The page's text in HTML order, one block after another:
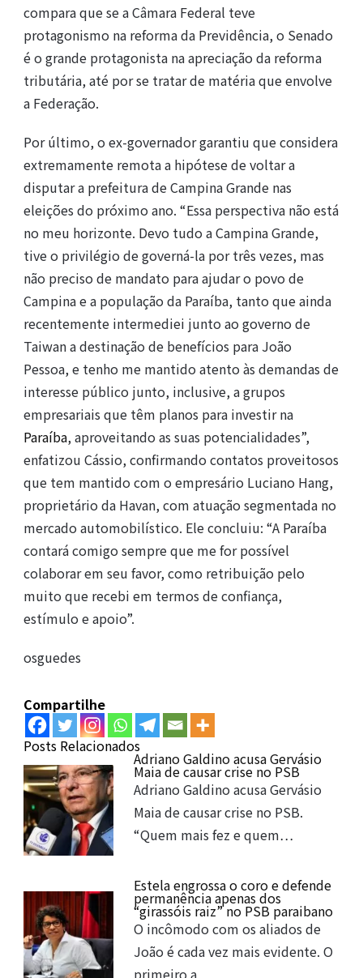
compara que se a Câmara Federal teve
protagonismo na reforma da Previdência, o Senado
é o grande protagonista na apreciação da reforma
tributária, até por se tratar de matéria que envolve
a Federação.
Por último, o ex-governador garantiu que considera
extremamente remota a hipótese de voltar a
disputar a prefeitura de Campina Grande nas
eleições do próximo ano. “Essa perspectiva não está
no meu horizonte. Devo tudo a Campina Grande,
tive o privilégio de governá-la por três vezes, mas
não preciso de mandato para ajudar o povo de
Campina e a população da Paraíba, tanto que ainda
recentemente intermediei junto ao governo de
Taiwan a destinação de benefícios para João
Pessoa, e tenho me mantido atento às demandas de
interesse público junto, inclusive, a grupos
empresariais que têm planos para investir na
Paraíba, aproveitando as suas potencialidades”,
enfatizou Cássio, confirmando contatos proveitosos
que tem mantido com o empresário Luciano Hang,
proprietário da Havan, com atuação segmentada no
mercado automobilístico. Ele concluiu: “A Paraíba
contará comigo sempre que me for possível
colaborar em seu favor, como retribuição pelo
muito que recebi em termos de confiança,
estímulo e apoio”.
osguedes
Compartilhe
Posts Relacionados
Adriano Galdino acusa Gervásio
Maia de causar crise no PSB
Adriano Galdino acusa Gervásio
Maia de causar crise no PSB.
“Quem mais fez e quem…
Estela engrossa o coro e defende
permanência apenas dos
“girassóis raiz” no PSB paraibano
O incômodo com os aliados de
João é cada vez mais evidente. O
primeiro a…